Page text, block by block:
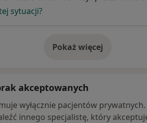
sytuacji?
Pokaż więcej
o adresie
akceptowanych
wyłącznie pacjentów
innego specjalistę, który